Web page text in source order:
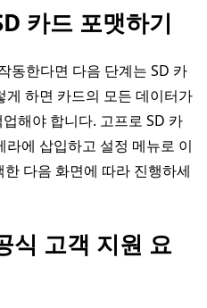
카드 포맷하기
동한다면 다음 단계는 SD 카
하면 카드의 모든 데이터가
해야 합니다. 고프로 SD 카
에 삽입하고 설정 메뉴로 이
다음 화면에 따라 진행하세
식 고객 지원 요